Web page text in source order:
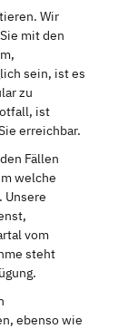
Wir
mit den
sein, ist es
zu
ist
erreichbar.
Fällen
welche
Unsere
vom
steht
ebenso wie